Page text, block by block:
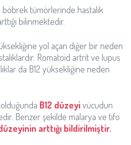
tümörlerinde hastalık
bilinmektedir.
yol açan diğer bir neden
Romatoid artrit ve lupus
da B12 yüksekliğine neden
B12 düzeyivücudun
Benzer şekilde malarya ve tifo
arttığı bildirilmiştir.